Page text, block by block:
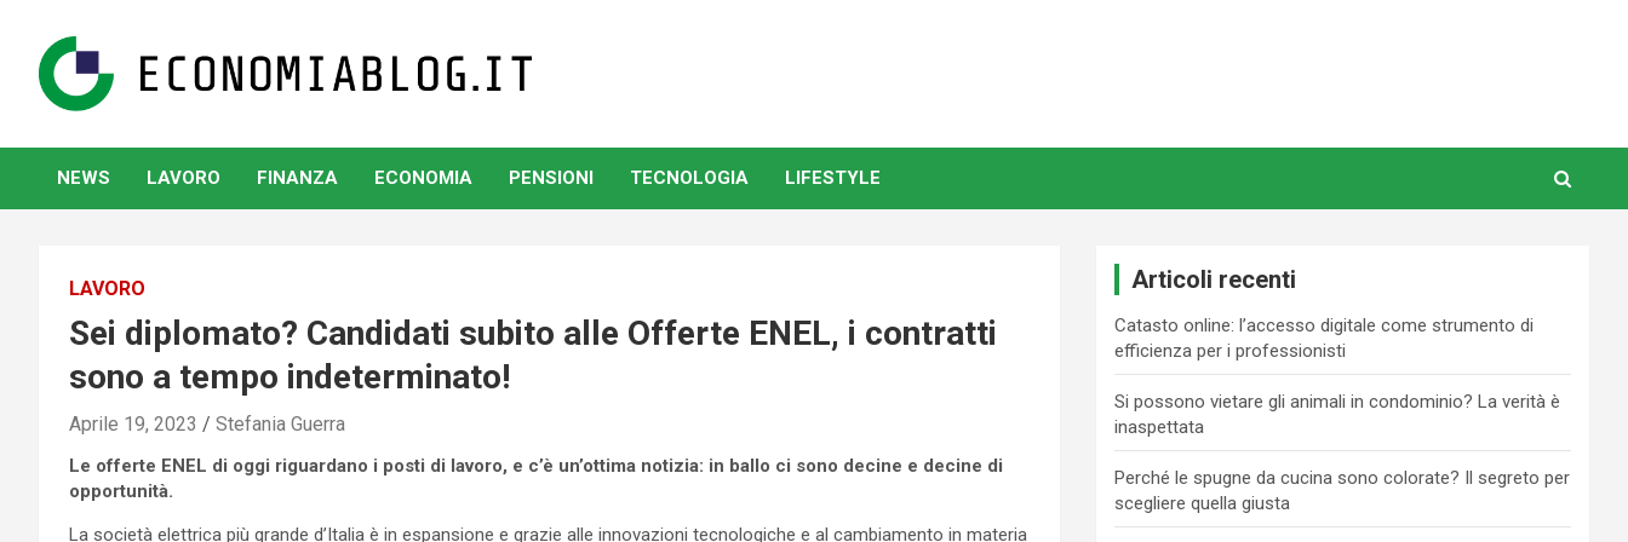
content
www.economiablog.it
NEWS LAVORO FINANZA ECONOMIA PENSIONI TECNOLOGIA LIFESTYLE
LAVORO
Sei diplomato? Candidati subito alle Offerte ENEL, i contratti
sono a tempo indeterminato!
Aprile 19, 2023 Stefania Guerra
Le offerte ENEL di oggi riguardano i posti di lavoro, e c’è un’ottima notizia: in ballo ci sono decine e decine di
opportunità.
La società elettrica più grande d’Italia è in espansione e grazie alle innovazioni tecnologiche e al cambiamento in materia
Articoli recenti
Catasto online: l’accesso digitale come strumento di
efficienza per i professionisti
Si possono vietare gli animali in condominio? La verità è
inaspettata
Perché le spugne da cucina sono colorate? Il segreto per
scegliere quella giusta